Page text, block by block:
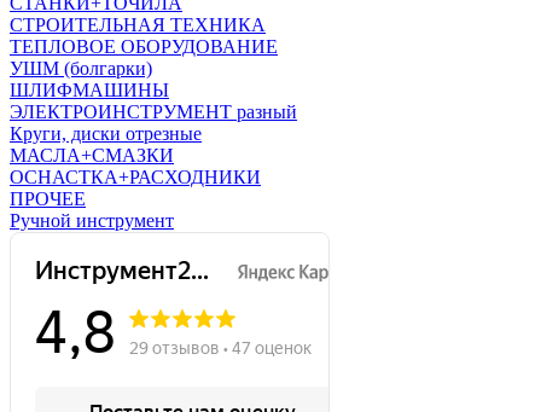
СТРОИТЕЛЬНАЯ ТЕХНИКА
ТЕПЛОВОЕ ОБОРУДОВАНИЕ
УШМ (болгарки)
ШЛИФМАШИНЫ
ЭЛЕКТРОИНСТРУМЕНТ разный
Круги, диски отрезные
МАСЛА+СМАЗКИ
ОСНАСТКА+РАСХОДНИКИ
ПРОЧЕЕ
Ручной инструмент